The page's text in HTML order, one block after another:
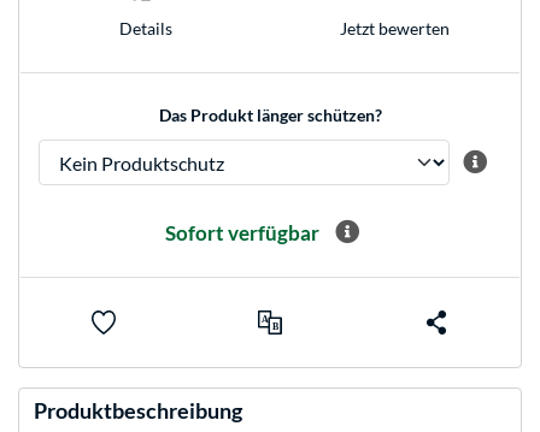
Details Jetzt bewerten
Das Produkt länger schützen?
Sofort verfügbar
Produktbeschreibung